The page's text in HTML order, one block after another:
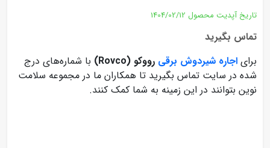
تاریخ آپدیت محصول 1404/02/12
تماس بگیرید
برای اجاره شیردوش برقی رووکو (Rovco)
با شماره‌های درج
شده در سایت تماس بگیرید تا همکاران ما در مجموعه سلامت
نوین بتوانند در این زمینه به شما کمک کنند.